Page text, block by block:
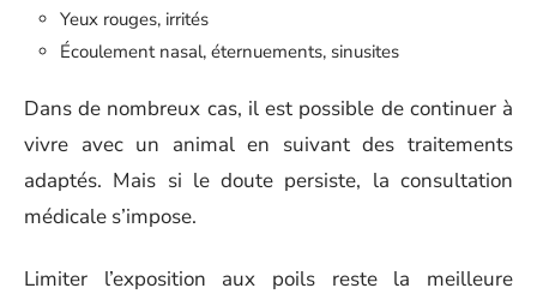
Yeux rouges, irrités
Écoulement nasal, éternuements, sinusites
Dans de nombreux cas, il est possible de continuer à
vivre avec un animal en suivant des traitements
adaptés. Mais si le doute persiste, la consultation
médicale s’impose.
Limiter l’exposition aux poils reste la meilleure